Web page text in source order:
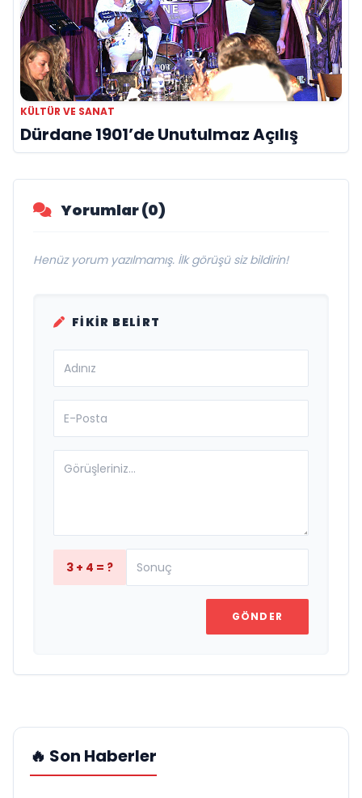
KÜLTÜR VE SANAT
Dürdane 1901’de Unutulmaz Açılış
Yorumlar (0)
Henüz yorum yazılmamış. İlk görüşü siz bildirin!
FIKIR BELIRT
3 + 4 = ?
GÖNDER
🔥 Son Haberler